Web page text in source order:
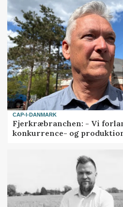
CAP-I-DANMARK
Fjerkræbranchen: - Vi
konkurrence- og